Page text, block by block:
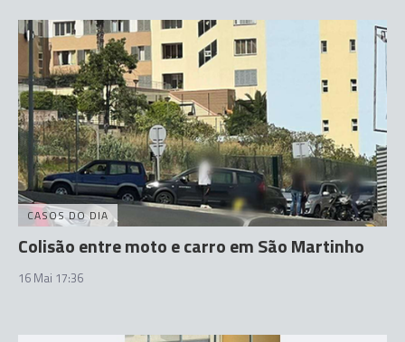
CASOS DO DIA
Colisão entre moto e carro em São Martinho
16 Mai 17:36